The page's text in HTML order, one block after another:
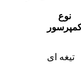
نوع
تیغه ای